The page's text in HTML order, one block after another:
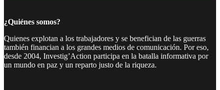
¿Quiénes somos?
Quienes explotan a los trabajadores y se benefician de las guerras
también financian a los grandes medios de comunicación. Por eso,
desde 2004, Investig’Action participa en la batalla informativa por
un mundo en paz y un reparto justo de la riqueza.